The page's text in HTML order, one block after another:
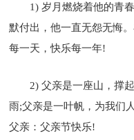
1) 岁月燃烧着他的青
默付出，他一直无怨无悔
每一天，快乐每一年!
2) 父亲是一座山，撑
雨;父亲是一叶帆，为我们
父亲：父亲节快乐!